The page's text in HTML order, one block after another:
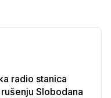
radio stanica
Slobodana